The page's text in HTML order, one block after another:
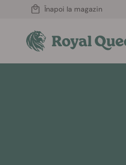
Înapoi la magazin